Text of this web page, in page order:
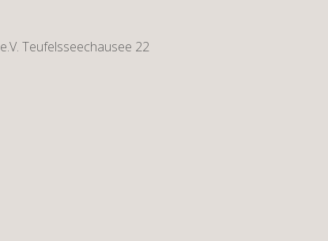
Teufelsseechausee 22